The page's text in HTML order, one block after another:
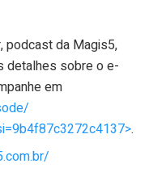
podcast da Magis5,
detalhes sobre o e-
em
9b4f87c3272c4137>.